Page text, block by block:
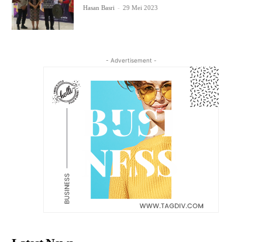
Hasan Basri - 29 Mei 2023
- Advertisement -